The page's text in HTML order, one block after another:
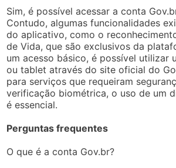
Sim, é possível acessar a conta
Contudo, algumas funcionalidades
do aplicativo, como o
de Vida, que são exclusivos da
um acesso básico, é possível utilizar
ou tablet através do site oficial do
para serviços que requeiram
verificação biométrica, o uso de um
é essencial.
Perguntas frequentes
O que é a conta Gov.br?